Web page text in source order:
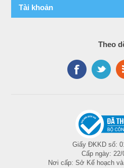
Tài khoản
Theo
Giấy ĐKKD số:
Cấp ngày: 22/
Nơi cấp: Sở Kế hoạch